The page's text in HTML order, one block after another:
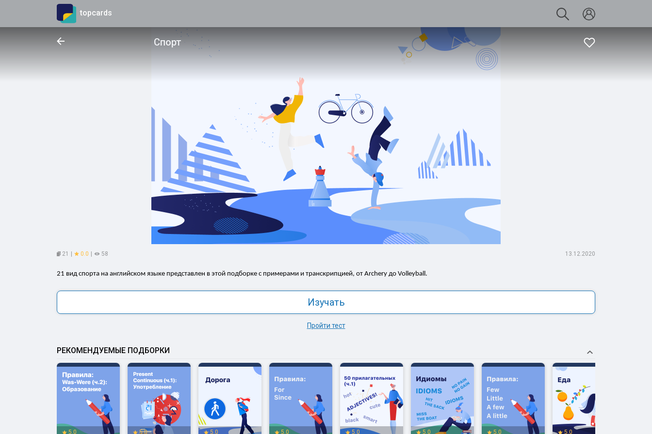
topcards
Спорт
21 | 0.0 | 58 13.12.2020
21 вид спорта на английском языке представлен в этой подборке с примерами и транскрипцией, от Archery до Volleyball.
Изучать
Пройти тест
РЕКОМЕНДУЕМЫЕ ПОДБОРКИ
5.0 5.0 5.0 5.0 5.0 5.0 5.0 5.0